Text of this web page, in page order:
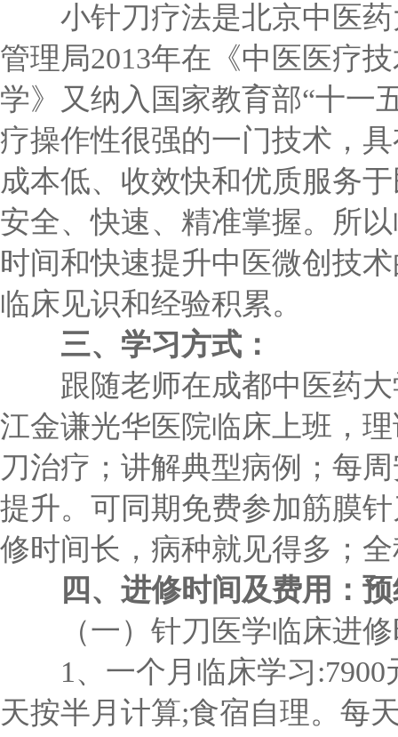
小针刀疗法是北京中医药
管理局2013年在《中医医疗
学》又纳入国家教育部“十一
疗操作性很强的一门技术，
成本低、收效快和优质服务
安全、快速、精准掌握。所
时间和快速提升中医微创技
临床见识和经验积累。
三、学习方式：
跟随老师在成都中医药大
江金谦光华医院临床上班，
刀治疗；讲解典型病例；每
提升。可同期免费参加筋膜
修时间长，病种就见得多；
四、进修时间及费用：
（一）针刀医学临床进修
1、一个月临床学习:7900
天按半月计算;食宿自理。每